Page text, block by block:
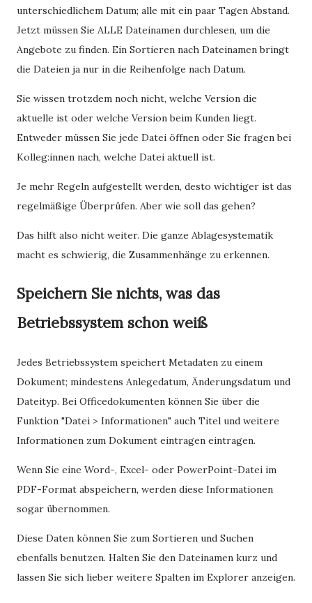
unterschiedlichem Datum; alle mit ein paar Tagen Abstand.
Jetzt müssen Sie ALLE Dateinamen durchlesen, um die
Angebote zu finden. Ein Sortieren nach Dateinamen bringt
die Dateien ja nur in die Reihenfolge nach Datum.
Sie wissen trotzdem noch nicht, welche Version die
aktuelle ist oder welche Version beim Kunden liegt.
Entweder müssen Sie jede Datei öffnen oder Sie fragen bei
Kolleg:innen nach, welche Datei aktuell ist.
Je mehr Regeln aufgestellt werden, desto wichtiger ist das
regelmäßige Überprüfen. Aber wie soll das gehen?
Das hilft also nicht weiter. Die ganze Ablagesystematik
macht es schwierig, die Zusammenhänge zu erkennen.
Speichern Sie nichts, was das
Betriebssystem schon weiß
Jedes Betriebssystem speichert Metadaten zu einem
Dokument; mindestens Anlegedatum, Änderungsdatum und
Dateityp. Bei Officedokumenten können Sie über die
Funktion "Datei > Informationen" auch Titel und weitere
Informationen zum Dokument eintragen eintragen.
Wenn Sie eine Word-, Excel- oder PowerPoint-Datei im
PDF-Format abspeichern, werden diese Informationen
sogar übernommen.
Diese Daten können Sie zum Sortieren und Suchen
ebenfalls benutzen. Halten Sie den Dateinamen kurz und
lassen Sie sich lieber weitere Spalten im Explorer anzeigen.